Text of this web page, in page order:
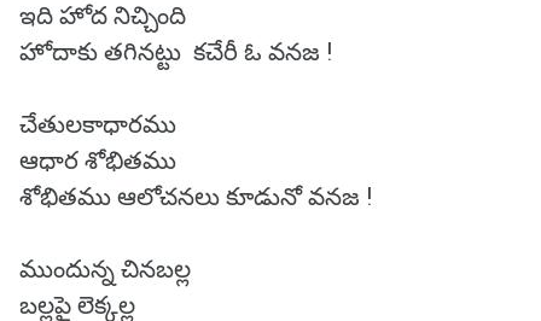
ఇది హోద నిచ్చింది
హోదాకు తగినట్టు కచేరీ ఓ వనజ !
చేతులకాధారము
ఆధార శోభితము
శోభితము ఆలోచనలు కూడునో వనజ !
ముందున్న చినబల్ల
బల్లపై లెక్కల్ల